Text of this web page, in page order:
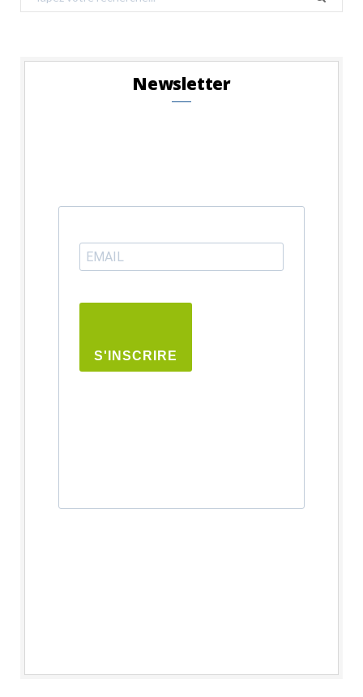
for:
Newsletter
S'INSCRIRE